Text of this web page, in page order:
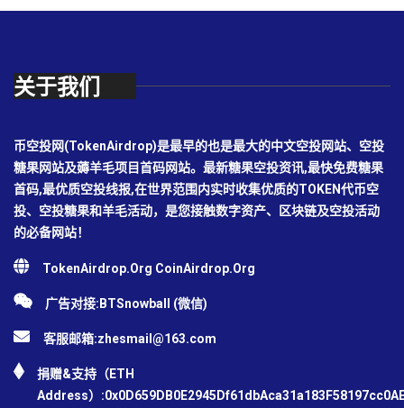
关于我们
币空投网(TokenAirdrop)是最早的也是最大的中文空投网站、空投
糖果网站及薅羊毛项目首码网站。最新糖果空投资讯,最快免费糖果
首码,最优质空投线报,在世界范围内实时收集优质的TOKEN代币空
投、空投糖果和羊毛活动，是您接触数字资产、区块链及空投活动
的必备网站！
TokenAirdrop.Org CoinAirdrop.Org
广告对接:BTSnowball (微信)
客服邮箱:zhesmail@163.com
捐赠&支持（ETH
Address）